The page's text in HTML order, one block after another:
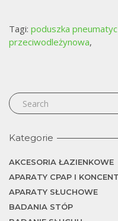
Tagi: poduszka
przeciwodleżynowa,
Kategorie
AKCESORIA ŁAZIENKOWE
APARATY CPAP I
APARATY SŁUCHOWE
BADANIA STÓP